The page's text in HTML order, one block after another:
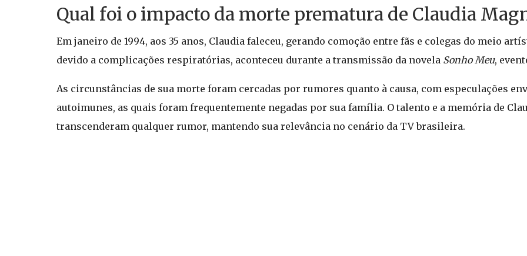
Qual foi o impacto da morte prematura de Claudia
Em janeiro de 1994, aos 35 anos, Claudia faleceu, gerando comoção entre fãs e colegas do meio
devido a complicações respiratórias, aconteceu durante a transmissão da novela Sonho Meu,
As circunstâncias de sua morte foram cercadas por rumores quanto à causa, com especulações
autoimunes, as quais foram frequentemente negadas por sua família. O talento e a memória de
transcenderam qualquer rumor, mantendo sua relevância no cenário da TV brasileira.